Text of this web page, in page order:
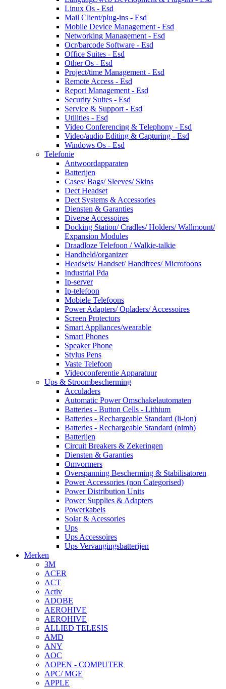
Linux Os - Esd
Mail Client/plug-ins - Esd
Mobile Device Management - Esd
Networking Management - Esd
Ocr/barcode Software - Esd
Office Suites - Esd
Other Os - Esd
Project/time Management - Esd
Remote Access - Esd
Report Management - Esd
Security Suites - Esd
Service & Support - Esd
Utilities - Esd
Video Conferencing & Telephony - Esd
Video/audio Editing & Capturing - Esd
Windows Os - Esd
Telefonie
Antwoordapparaten
Batterijen
Cases/ Bags/ Sleeves/ Skins
Dect Headset
Dect Systems & Accessories
Diensten & Garanties
Diverse Accessoires
Docking Station/ Cradles/ Holders/ Wallmount/
Expansion Modules
Draadloze Telefoon / Walkie-talkie
Handheld/organizer
Headsets/ Handset/ Handfrees/ Microfoons
Industrial Pda
Ip-server
Ip-telefoon
Mobiele Telefoons
Power Adapters/ Opladers/ Accessoires
Screen Protectors
Smart Appliances/wearable
Smart Phones
Speaker Phone
Stylus Pens
Vaste Telefoon
Videoconferentie Apparatuur
Ups & Stroombescherming
Acculaders
Automatic Power Omschakelautomaten
Batteries - Button Cells - Lithium
Batteries - Rechargeable Standard (li-ion)
Batteries - Rechargeable Standard (nimh)
Batterijen
Circuit Breakers & Zekeringen
Diensten & Garanties
Omvormers
Overspanning Bescherming & Stabilisatoren
Power Accessories (non Categorised)
Power Distribution Units
Power Supplies & Adapters
Powerkabels
Solar & Acessories
Ups
Ups Accessoires
Ups Vervangingsbatterijen
Merken
3M
ACER
ACT
Activ
ADOBE
AEROHIVE
AEROHIVE
ALLIED TELESIS
AMD
ANY
AOC
AOPEN - COMPUTER
APC/ MGE
APPLE